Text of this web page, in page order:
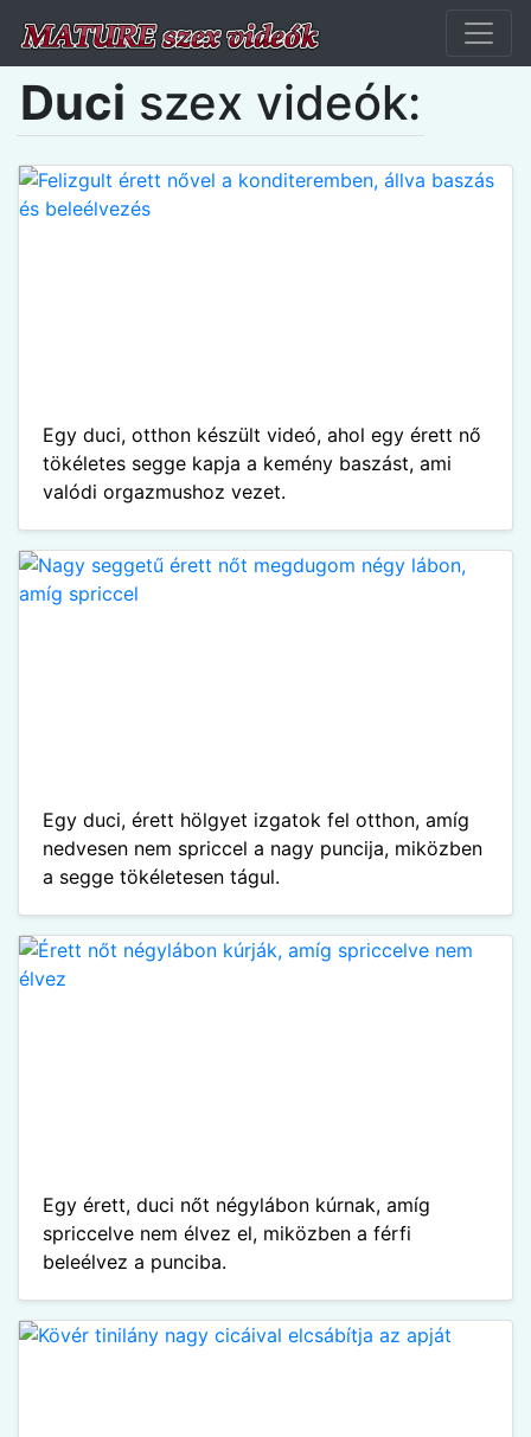
Duci szex videók:
Egy duci, otthon készült videó, ahol egy érett nő
tökéletes segge kapja a kemény baszást, ami
valódi orgazmushoz vezet.
Egy duci, érett hölgyet izgatok fel otthon, amíg
nedvesen nem spriccel a nagy puncija, miközben
a segge tökéletesen tágul.
Egy érett, duci nőt négylábon kúrnak, amíg
spriccelve nem élvez el, miközben a férfi
beleélvez a punciba.